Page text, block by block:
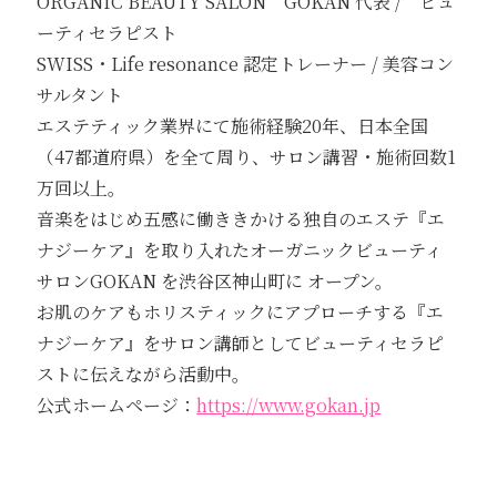
ーティセラピスト
SWISS・Life resonance 認定トレーナー / 美容コン
サルタント
エステティック業界にて施術経験20年、日本全国
（47都道府県）を全て周り、サロン講習・施術回数1
万回以上。
音楽をはじめ五感に働ききかける独自のエステ『エ
ナジーケア』を取り入れたオーガニックビューティ
サロンGOKAN を渋谷区神山町に オープン。
お肌のケアもホリスティックにアプローチする『エ
ナジーケア』をサロン講師としてビューティセラピ
ストに伝えながら活動中。
公式ホームページ：https://www.gokan.jp